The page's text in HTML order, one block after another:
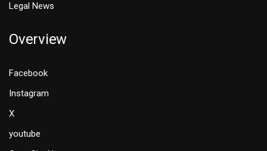
Legal News
Overview
Facebook
Instagram
X
youtube